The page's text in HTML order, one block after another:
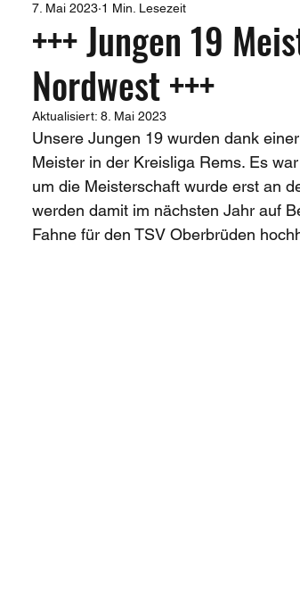
+++ Jungen 19
Nordwest +++
7. Mai 2023 1 Min. Lesezeit
Aktualisiert: 8. Mai 2023
Unsere Jungen 19 wurden dank
Meister in der Kreisliga Rems. Es
um die Meisterschaft wurde erst an
werden damit im nächsten Jahr auf
Fahne für den TSV Oberbrüden